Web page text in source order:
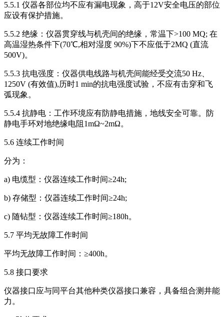
5.5.1 仪器各部位均不应有漏电现象，高于12V安全电压的部位
应设有保护措施。
5.5.2 绝缘：仪器贯穿线与机壳间的绝缘，常温下>100 MQ; 在
高温湿热条件下(70℃,相对湿度 90%)下不应低于2MQ (直流
500V)。
5.5.3 抗电强度：仪器供电线路与机壳间能经受交流50 Hz、
1250V (有效值),历时1 min的抗电强度试验，不应有击穿和飞
弧现象。
5.5.4 抗静电：工作环境应有防静电措施，地线安全可靠。防
静电手环对地绝缘电阻1mΩ~2mΩ。
5.6 连续工作时间
分为：
a) 电缆型：仪器连续工作时间≥24h;
b) 存储型：仪器连续工作时间≥24h;
c) 随钻型：仪器连续工作时间≥180h。
5.7 平均无故障工作时间
平均无故障工作时间：≥400h。
5.8 接口要求
仪器接口应与同平台其他种类仪器接口兼容，具备组合测井能
力。